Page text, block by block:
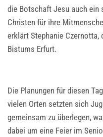
die Botschaft Jesu auch ein
Christen für ihre
erklärt Stephanie Czernotta,
Bistums Erfurt.
Die Planungen für diesen
vielen Orten setzten sich
gemeinsam zu überlegen,
dabei um eine Feier im